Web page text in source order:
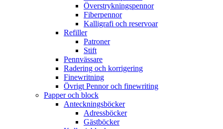
Överstrykningspennor
Fiberpennor
Kalligrafi och reservoar
Refiller
Patroner
Stift
Pennvässare
Radering och korrigering
Finewritning
Övrigt Pennor och finewriting
Papper och block
Anteckningsböcker
Adressböcker
Gästböcker